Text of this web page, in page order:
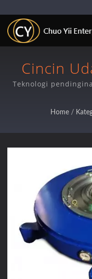
Cincin
Untuk
Teknologi
pegangan atas
Home /